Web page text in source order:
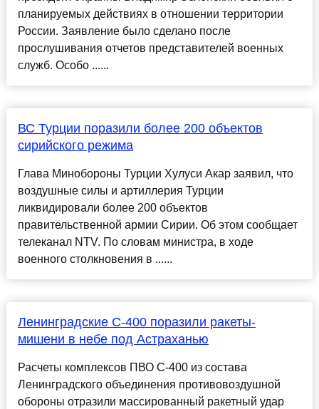
планируемых действиях в отношении территории
России. Заявление было сделано после
прослушивания отчетов представителей военных
служб. Особо ......
ВС Турции поразили более 200 объектов
сирийского режима
Глава Минобороны Турции Хулуси Акар заявил, что
воздушные силы и артиллерия Турции
ликвидировали более 200 объектов
правительственной армии Сирии. Об этом сообщает
телеканал NTV. По словам министра, в ходе
военного столкновения в ......
Ленинградские С-400 поразили ракеты-
мишени в небе под Астраханью
Расчеты комплексов ПВО С-400 из состава
Ленинградского объединения противовоздушной
обороны отразили массированный ракетный удар